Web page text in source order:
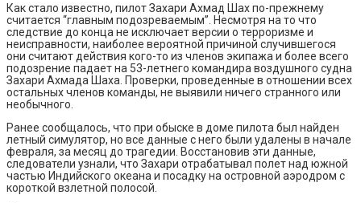
Как стало известно, пилот Захари Ахмад Шах по-прежнему
считается “главным подозреваемым”. Несмотря на то что
следствие до конца не исключает версии о терроризме и
неисправности, наиболее вероятной причиной случившегося
они считают действия кого-то из членов экипажа и более всего
подозрение падает на 53-летнего командира воздушного судна
Захари Ахмада Шаха. Проверки, проведенные в отношении всех
остальных членов команды, не выявили ничего странного или
необычного.
Ранее сообщалось, что при обыске в доме пилота был найден
летный симулятор, но все данные с него были удалены в начале
февраля, за месяц до трагедии. Восстановив эти данные,
следователи узнали, что Захари отрабатывал полет над южной
частью Индийского океана и посадку на островной аэродром с
короткой взлетной полосой.